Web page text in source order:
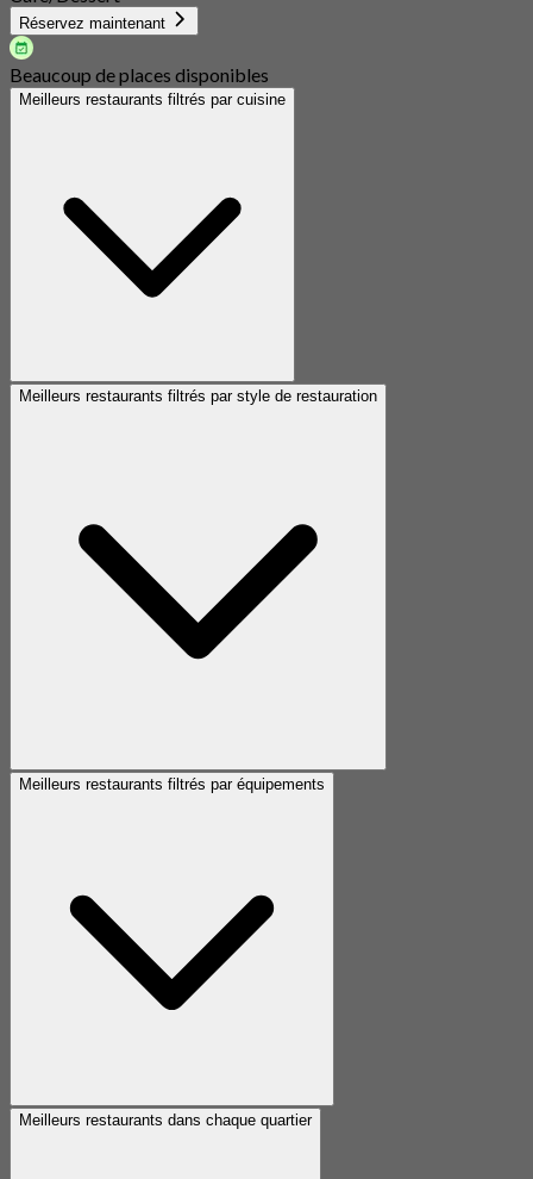
Réservez maintenant
Beaucoup de places disponibles
Meilleurs restaurants filtrés par cuisine
Meilleurs restaurants filtrés par style de restauration
Meilleurs restaurants filtrés par équipements
Meilleurs restaurants dans chaque quartier